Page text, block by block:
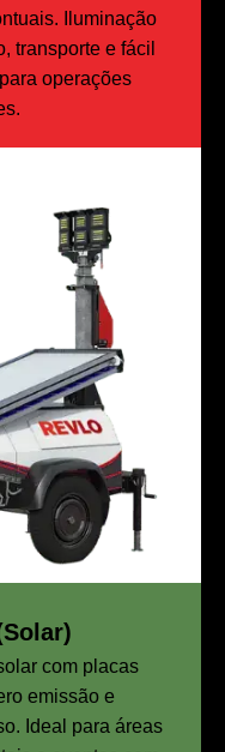
Iluminação
transporte e fácil
operações
com placas
emissão e
Ideal para áreas